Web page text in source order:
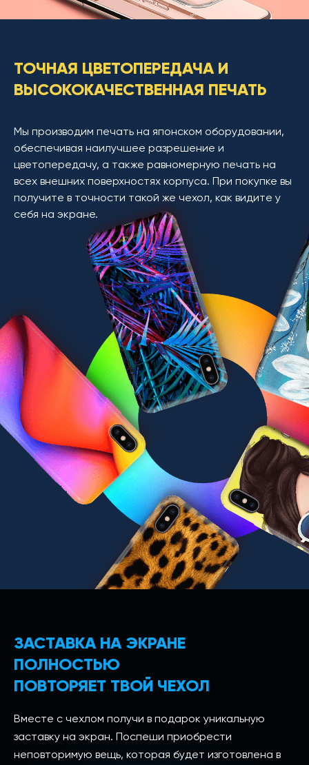
ТОЧНАЯ ЦВЕТОПЕРЕДАЧА И
ВЫСОКОКАЧЕСТВЕННАЯ ПЕЧАТЬ
Мы производим печать на японском оборудовании,
обеспечивая наилучшее разрешение и
цветопередачу, а также равномерную печать на
всех внешних поверхностях корпуса. При покупке вы
получите в точности такой же чехол, как видите у
себя на экране.
ЗАСТАВКА НА ЭКРАНЕ
ПОЛНОСТЬЮ
ПОВТОРЯЕТ ТВОЙ ЧЕХОЛ
Вместе с чехлом получи в подарок уникальную
заставку на экран. Поспеши приобрести
неповторимую вещь, которая будет изготовлена в